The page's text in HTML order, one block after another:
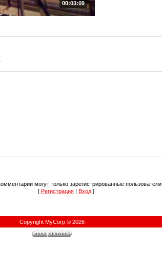
00:03:09
могут только зарегистрированные пользователи.
[ Регистрация| Вход]
Copyright MyCorp © 2026